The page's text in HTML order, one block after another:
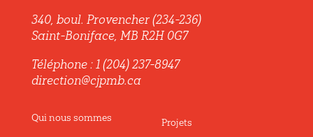
340, boul. Provencher (234-236)
Saint-Boniface, MB R2H 0G7
Téléphone : 1 (204) 237-8947
direction@cjpmb.ca
Qui nous sommes Projets